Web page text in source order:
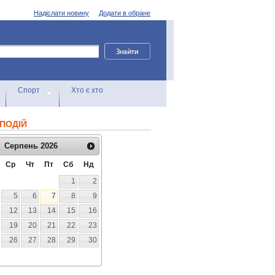
Додати в обране
Надіслати новину
Спорт Хто є хто
Серпень 2026
Ср Чт Пт Сб
Нд
1
2
5 6 7 8
9
12 13 14 15
16
19 20 21 22
23
26 27 28 29
30